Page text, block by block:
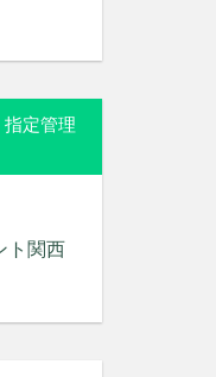
定管理
ト関西